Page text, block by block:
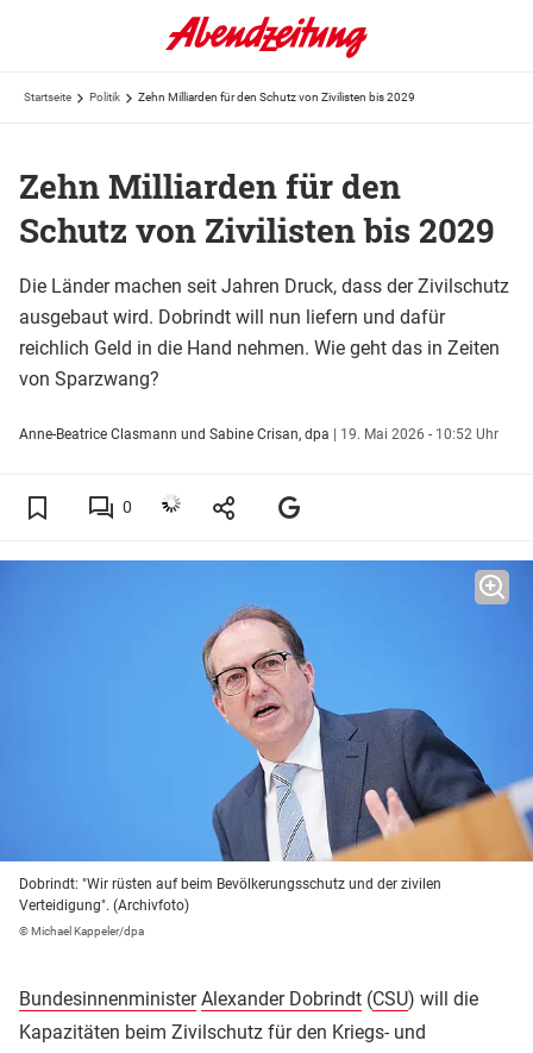
Startseite Politik Zehn Milliarden für den Schutz von Zivilisten bis 2029
Zehn Milliarden für den
Schutz von Zivilisten bis 2029
Die Länder machen seit Jahren Druck, dass der Zivilschutz
ausgebaut wird. Dobrindt will nun liefern und dafür
reichlich Geld in die Hand nehmen. Wie geht das in Zeiten
von Sparzwang?
Anne-Beatrice Clasmann und Sabine Crisan, dpa | 19. Mai 2026 - 10:52 Uhr
0
Dobrindt: "Wir rüsten auf beim Bevölkerungsschutz und der zivilen
Verteidigung". (Archivfoto)
© Michael Kappeler/dpa
Bundesinnenminister Alexander Dobrindt (CSU) will die
Kapazitäten beim Zivilschutz für den Kriegs- und